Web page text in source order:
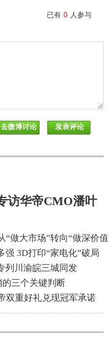
已有 0 人参与
访华帝CMO潘叶
“做大市场”转向“做深价值
强 3D打印“家电化”破局
列川渝皖三城同发
三个关键判断
双重好礼兑现冠军承诺